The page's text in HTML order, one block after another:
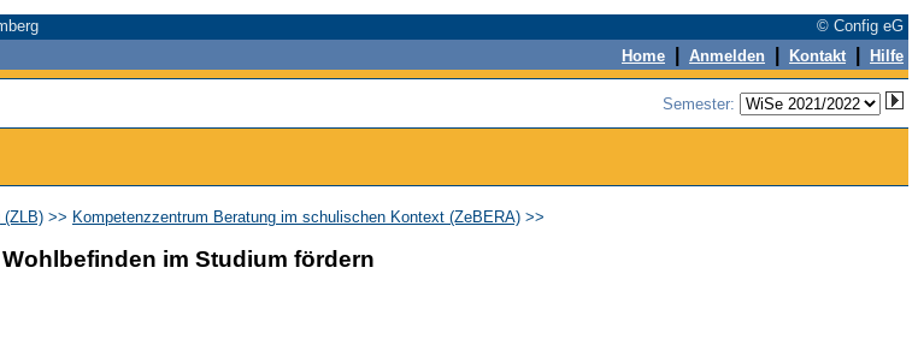
© Config eG
Home Anmelden Kontakt Hilfe
Semester:
(ZLB) >> Kompetenzzentrum Beratung im schulischen Kontext (ZeBERA) >>
im Studium fördern